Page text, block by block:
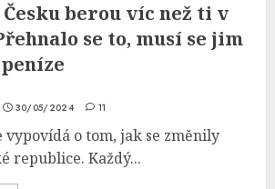
berou víc než ti v
se to, musí se jim
30/05/2024 11
vypovídá o tom, jak se změnily
republice. Každý...